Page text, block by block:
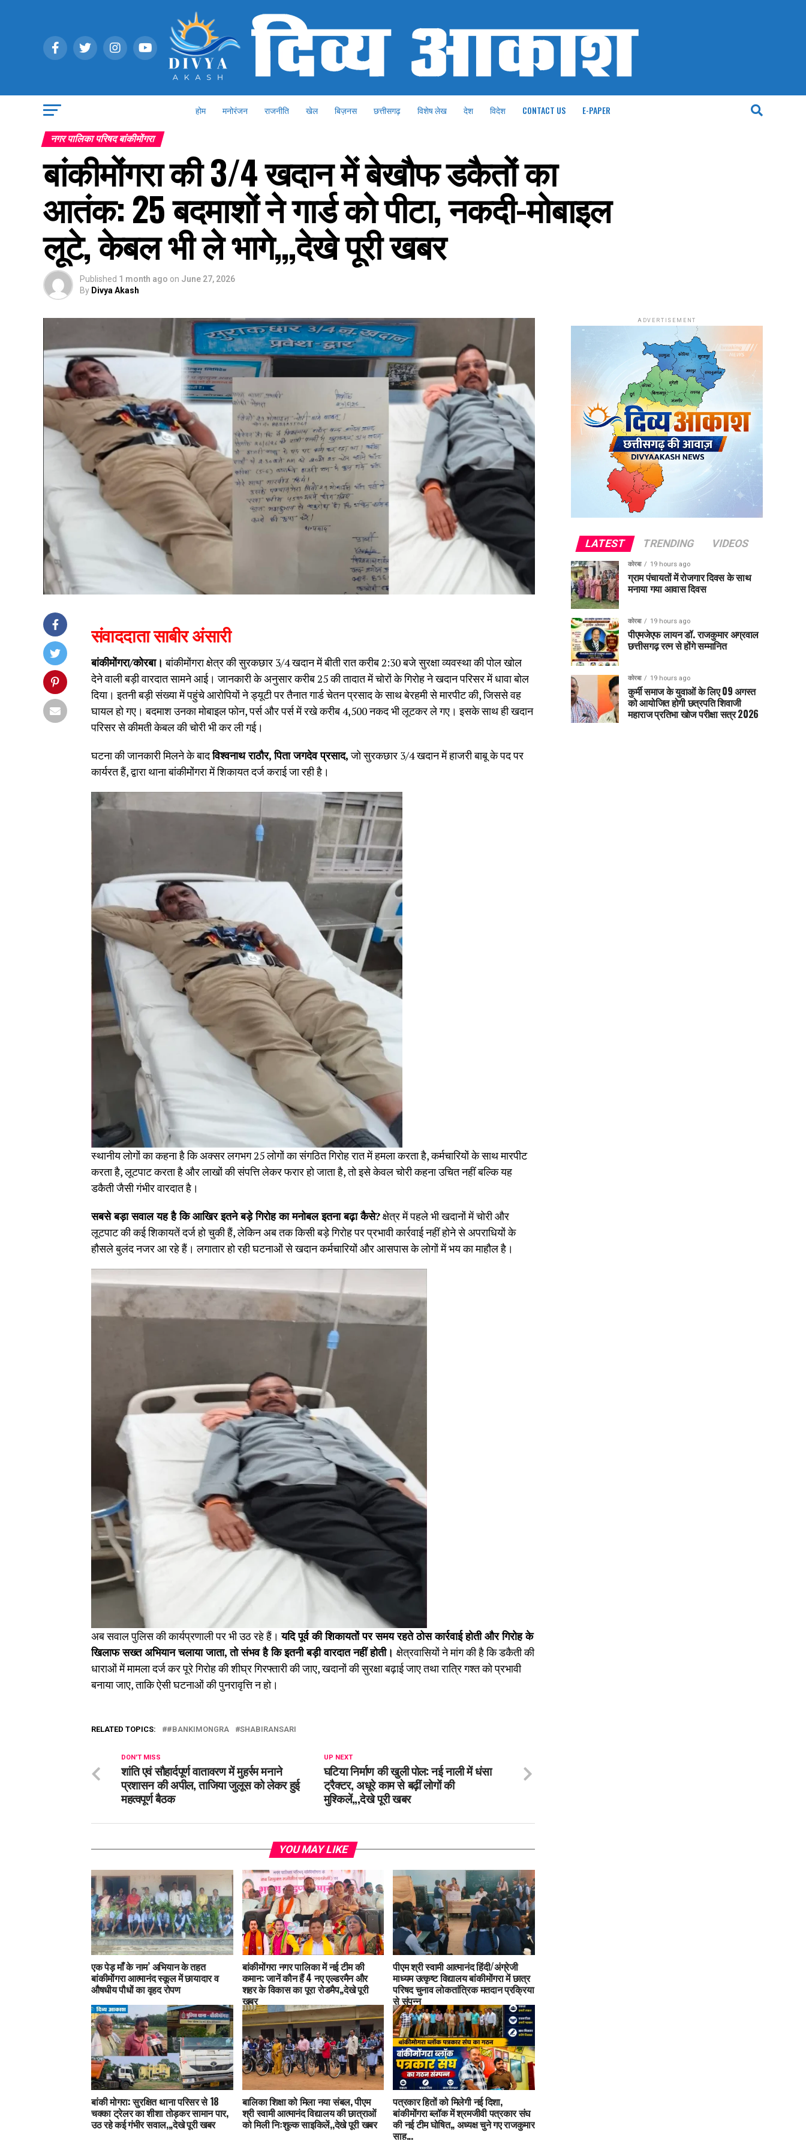
होम मनोरंजन राजनीति खेल बिज़नस छत्तीसगढ़ विशेष लेख देश विदेश CONTACT US E-PAPER
नगर पालिका परिषद बांकीमोंगरा
बांकीमोंगरा की 3/4 खदान में बेखौफ डकैतों का
आतंक: 25 बदमाशों ने गार्ड को पीटा, नकदी-मोबाइल
लूटे, केबल भी ले भागे,,,देखे पूरी खबर
Published 1 month ago on June 27, 2026
By Divya Akash
संवाददाता साबीर अंसारी
बांकीमोंगरा/कोरबा। बांकीमोंगरा क्षेत्र की सुरकछार 3/4 खदान में बीती रात करीब 2:30 बजे सुरक्षा व्यवस्था की पोल खोल
देने वाली बड़ी वारदात सामने आई। जानकारी के अनुसार करीब 25 की तादात में चोरों के गिरोह ने खदान परिसर में धावा बोल
दिया। इतनी बड़ी संख्या में पहुंचे आरोपियों ने ड्यूटी पर तैनात गार्ड चेतन प्रसाद के साथ बेरहमी से मारपीट की, जिससे वह
घायल हो गए। बदमाश उनका मोबाइल फोन, पर्स और पर्स में रखे करीब ₹4,500 नकद भी लूटकर ले गए। इसके साथ ही खदान
परिसर से कीमती केबल की चोरी भी कर ली गई।
घटना की जानकारी मिलने के बादविश्वनाथ राठौर, पिता जगदेव प्रसाद,जो सुरकछार 3/4 खदान में हाजरी बाबू के पद पर
कार्यरत हैं, द्वारा थाना बांकीमोंगरा में शिकायत दर्ज कराई जा रही है।
स्थानीय लोगों का कहना है कि अक्सर लगभग 25 लोगों का संगठित गिरोह रात में हमला करता है, कर्मचारियों के साथ मारपीट
करता है, लूटपाट करता है और लाखों की संपत्ति लेकर फरार हो जाता है, तो इसे केवल चोरी कहना उचित नहीं बल्कि यह
डकैती जैसी गंभीर वारदात है।
सबसे बड़ा सवाल यह है कि आखिर इतने बड़े गिरोह का मनोबल इतना बढ़ा कैसे?क्षेत्र में पहले भी खदानों में चोरी और
लूटपाट की कई शिकायतें दर्ज हो चुकी हैं, लेकिन अब तक किसी बड़े गिरोह पर प्रभावी कार्रवाई नहीं होने से अपराधियों के
हौसले बुलंद नजर आ रहे हैं। लगातार हो रही घटनाओं से खदान कर्मचारियों और आसपास के लोगों में भय का माहौल है।
अब सवाल पुलिस की कार्यप्रणाली पर भी उठ रहे हैं।यदि पूर्व की शिकायतों पर समय रहते ठोस कार्रवाई होती और गिरोह के
खिलाफ सख्त अभियान चलाया जाता, तो संभव है कि इतनी बड़ी वारदात नहीं होती। क्षेत्रवासियों ने मांग की है कि डकैती की
धाराओं में मामला दर्ज कर पूरे गिरोह की शीघ्र गिरफ्तारी की जाए, खदानों की सुरक्षा बढ़ाई जाए तथा रात्रि गश्त को प्रभावी
बनाया जाए, ताकि ऐसी घटनाओं की पुनरावृत्ति न हो।
RELATED TOPICS: #BANKIMONGRA SHABIRANSARI
UP NEXT
घटिया निर्माण की खुली पोल: नई नाली में धंसा
ट्रैक्टर, अधूरे काम से बढ़ीं लोगों की
मुश्किलें,,,देखे पूरी खबर
DON'T MISS
शांति एवं सौहार्दपूर्ण वातावरण में मुहर्रम मनाने
प्रशासन की अपील, ताजिया जुलूस को लेकर हुई
महत्वपूर्ण बैठक
YOU MAY LIKE
एक पेड़ माँ के नाम’ अभियान के तहत
बांकीमोंगरा आत्मानंद स्कूल में छायादार व
औषधीय पौधों का वृहद रोपण
बांकीमोंगरा नगर पालिका में नई टीम की
कमान: जानें कौन हैं 4 नए एल्डरमैन और
शहर के विकास का पूरा रोडमैप,,देखे पूरी
खबर
पीएम श्री स्वामी आत्मानंद हिंदी/अंग्रेजी
माध्यम उत्कृष्ट विद्यालय बांकीमोंगरा में छात्र
परिषद चुनाव लोकतांत्रिक मतदान प्रक्रिया
से संपन्न
बांकी मोगरा: सुरक्षित थाना परिसर से 18
चक्का ट्रेलर का शीशा तोड़कर सामान पार,
उठ रहे कई गंभीर सवाल,,,देखे पूरी खबर
बालिका शिक्षा को मिला नया संबल, पीएम
श्री स्वामी आत्मानंद विद्यालय की छात्राओं
को मिली निःशुल्क साइकिलें,,देखे पूरी खबर
पत्रकार हितों को मिलेगी नई दिशा,
बांकीमोंगरा ब्लॉक में श्रमजीवी पत्रकार संघ
की नई टीम घोषित,, अध्यक्ष चुने गए राजकुमार
साहू,,,
ADVERTISEMENT
LATEST TRENDING VIDEOS
कोरबा 19 hours ago
ग्राम पंचायतों में रोजगार दिवस के साथ
मनाया गया आवास दिवस
कोरबा 19 hours ago
पीएमजेएफ लायन डॉ. राजकुमार अग्रवाल
छत्तीसगढ़ रत्न से होंगे सम्मानित
कोरबा 19 hours ago
कुर्मी समाज के युवाओं के लिए 09 अगस्त
को आयोजित होगी छत्रपति शिवाजी
महाराज प्रतिभा खोज परीक्षा सत्र 2026